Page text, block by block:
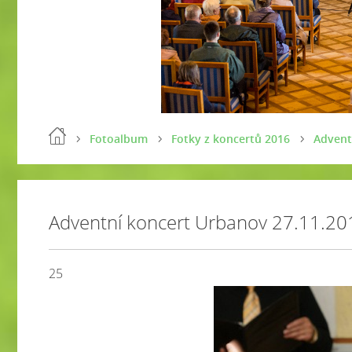
Fotoalbum Fotky z koncertů 2016
Adventní koncert Urbanov
25